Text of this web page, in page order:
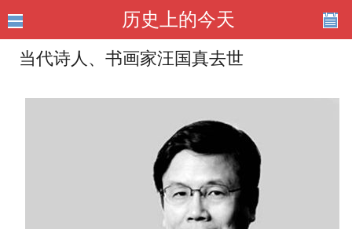
历史上的今天
当代诗人、书画家汪国真去世